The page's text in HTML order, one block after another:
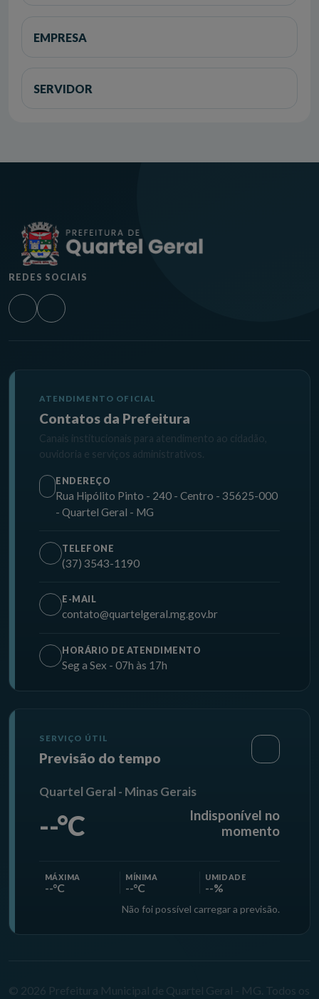
EMPRESA
SERVIDOR
REDES SOCIAIS
ATENDIMENTO OFICIAL
Contatos da Prefeitura
Canais institucionais para atendimento ao cidadão,
ouvidoria e serviços administrativos.
ENDEREÇO
Rua Hipólito Pinto - 240 - Centro - 35625-000
- Quartel Geral - MG
TELEFONE
(37) 3543-1190
E-MAIL
contato@quartelgeral.mg.gov.br
HORÁRIO DE ATENDIMENTO
Seg a Sex - 07h às 17h
SERVIÇO ÚTIL
Previsão do tempo
Quartel Geral - Minas Gerais
--°C
Indisponível no
momento
MÁXIMA
--°C
MÍNIMA
--°C
UMIDADE
--%
Não foi possível carregar a previsão.
© 2026 Prefeitura Municipal de Quartel Geral - MG. Todos os